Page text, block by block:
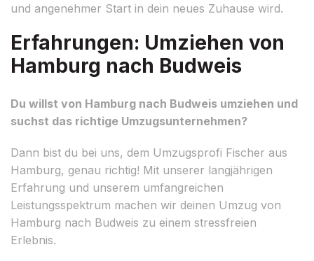
und angenehmer Start in dein neues Zuhause wird.
Erfahrungen: Umziehen von
Hamburg nach Budweis
Du willst von Hamburg nach Budweis umziehen und
suchst das richtige Umzugsunternehmen?
Dann bist du bei uns, dem Umzugsprofi Fischer aus
Hamburg, genau richtig! Mit unserer langjährigen
Erfahrung und unserem umfangreichen
Leistungsspektrum machen wir deinen Umzug von
Hamburg nach Budweis zu einem stressfreien
Erlebnis.